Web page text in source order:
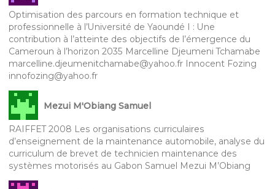
Optimisation des parcours en formation technique et
professionnelle à l’Université de Yaoundé I : Une
contribution à l’atteinte des objectifs de l’émergence du
Cameroun à l’horizon 2035 Marcelline Djeumeni Tchamabe
marcelline.djeumenitchamabe@yahoo.fr Innocent Fozing
innofozing@yahoo.fr
Mezui M'Obiang Samuel
RAIFFET 2008 Les organisations curriculaires
d’enseignement de la maintenance automobile, analyse du
curriculum de brevet de technicien maintenance des
systèmes motorisés au Gabon Samuel Mezui M’Obiang